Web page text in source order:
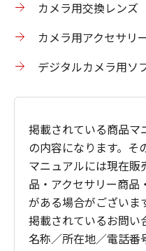
カメラ用交換レンズ
カメラ用アクセサリ
デジタルカメラ用ソ
掲載されている商品マ
の内容になります。そ
マニュアルには現在
品・アクセサリー商品
がある場合がございま
掲載されているお問い
名称／所在地／電話番